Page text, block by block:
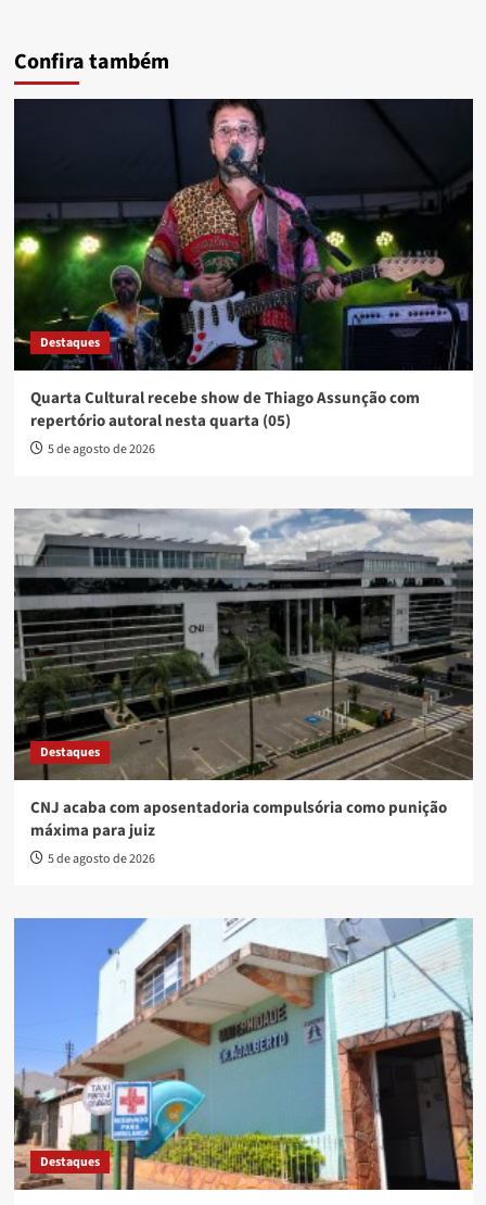
Confira também
Destaques
Quarta Cultural recebe show de Thiago Assunção com
repertório autoral nesta quarta (05)
5 de agosto de 2026
Destaques
CNJ acaba com aposentadoria compulsória como punição
máxima para juiz
5 de agosto de 2026
Destaques